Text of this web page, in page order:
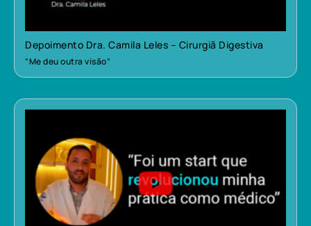
Depoimento Dra. Camila Leles – Cirurgiã Digestiva
“Me deu outra visão”